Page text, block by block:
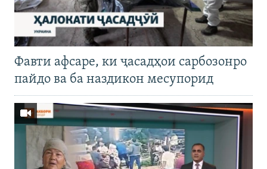
Фавти афсаре, ки ҷасадҳои сарбозонро
пайдо ва ба наздикон месупорид